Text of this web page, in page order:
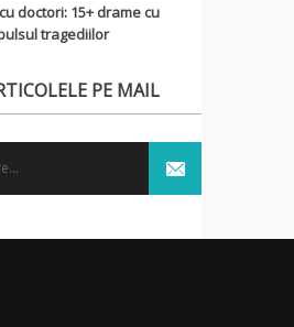
doctori: 15+ drame cu
tragediilor
PE MAIL